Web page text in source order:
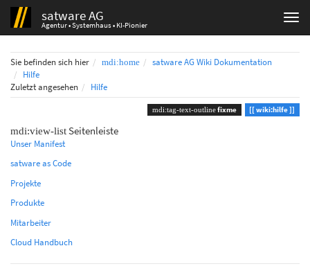
satware AG
Agentur • Systemhaus • KI-Pionier
Sie befinden sich hier Homesatware AG Wiki Dokumentation
Hilfe
Zuletzt angesehen
Hilfe
fixme wiki:hilfe
Seitenleiste
Unser Manifest
satware as Code
Projekte
Produkte
Mitarbeiter
Cloud Handbuch